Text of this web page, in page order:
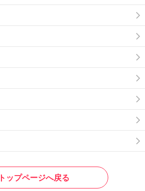
トップページへ戻る